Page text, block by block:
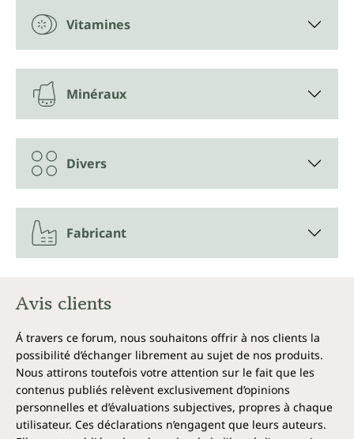
Vitamines
Minéraux
Divers
Fabricant
Avis clients
Á travers ce forum, nous souhaitons offrir à nos clients la
possibilité d’échanger librement au sujet de nos produits.
Nous attirons toutefois votre attention sur le fait que les
contenus publiés relèvent exclusivement d’opinions
personnelles et d’évaluations subjectives, propres à chaque
utilisateur. Ces déclarations n’engagent que leurs auteurs.